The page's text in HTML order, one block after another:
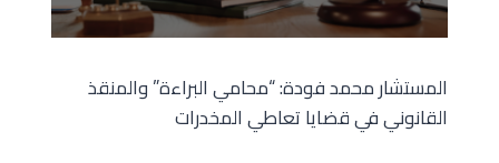
المستشار محمد فودة: “محامي البراءة” والمنقذ
القانوني في قضايا تعاطي المخدرات